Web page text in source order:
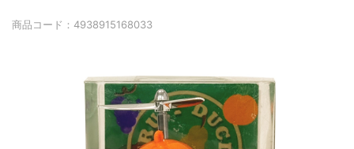
商品コード： 4938915168033